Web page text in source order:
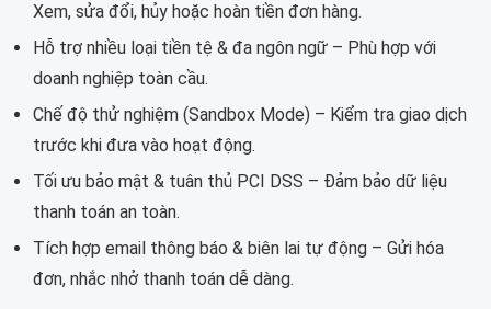
Xem, sửa đổi, hủy hoặc hoàn tiền đơn hàng.
Hỗ trợ nhiều loại tiền tệ & đa ngôn ngữ – Phù hợp với
doanh nghiệp toàn cầu.
Chế độ thử nghiệm (Sandbox Mode) – Kiểm tra giao dịch
trước khi đưa vào hoạt động.
Tối ưu bảo mật & tuân thủ PCI DSS – Đảm bảo dữ liệu
thanh toán an toàn.
Tích hợp email thông báo & biên lai tự động – Gửi hóa
đơn, nhắc nhở thanh toán dễ dàng.